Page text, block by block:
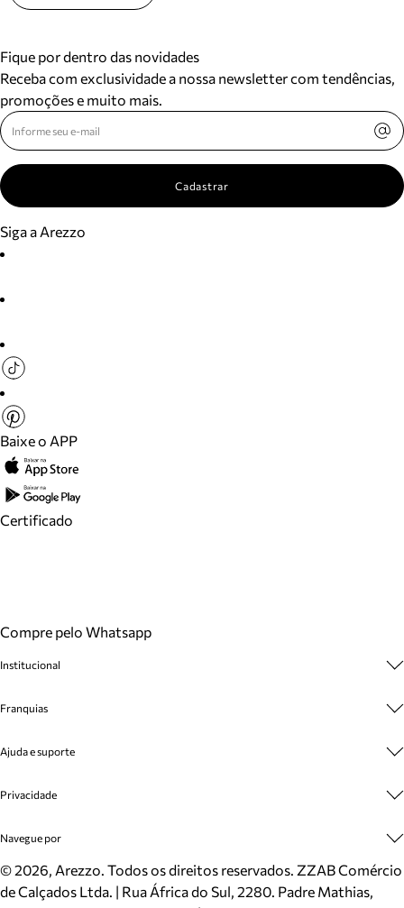
Fique por dentro das novidades
Receba com exclusividade a nossa newsletter com tendências,
promoções e muito mais.
Cadastrar
Siga a Arezzo
Baixe o APP
Certificado
Compre pelo Whatsapp
Institucional
Cashback
Venda Corporativa
Mapa do Site
Inverno
Mundo Arezzo
Franquias
Plano de Negócio
Ajuda e suporte
Cadastro
Meus Pedidos
Trocas e Devoluções
Cartão Presente
Privacidade
Politica e Privacidade
Navegue por
Sapatos
Bolsas
©2026, Arezzo. Todos os direitos reservados. ZZAB Comércio
de Calçados Ltda. | Rua África do Sul, 2280. Padre Mathias,